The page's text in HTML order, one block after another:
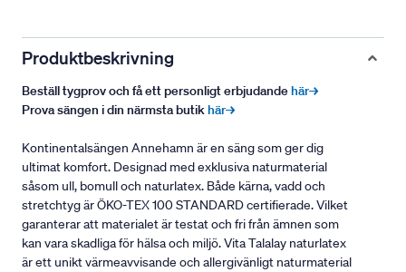
Produktbeskrivning
Beställ tygprov och få ett personligt erbjudandehär→
Prova sängen i din närmsta butikhär→
Kontinentalsängen Annehamn är en säng som ger dig
ultimat komfort. Designad med exklusiva naturmaterial
såsom ull, bomull och naturlatex. Både kärna, vadd och
stretchtyg är ÖKO-TEX 100 STANDARD certifierade. Vilket
garanterar att materialet är testat och fri från ämnen som
kan vara skadliga för hälsa och miljö. Vita Talalay naturlatex
är ett unikt värmeavvisande och allergivänligt naturmaterial